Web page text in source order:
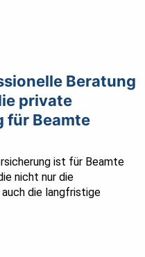
Beratung
private
für Beamte
ist für Beamte
nicht nur die
die langfristige